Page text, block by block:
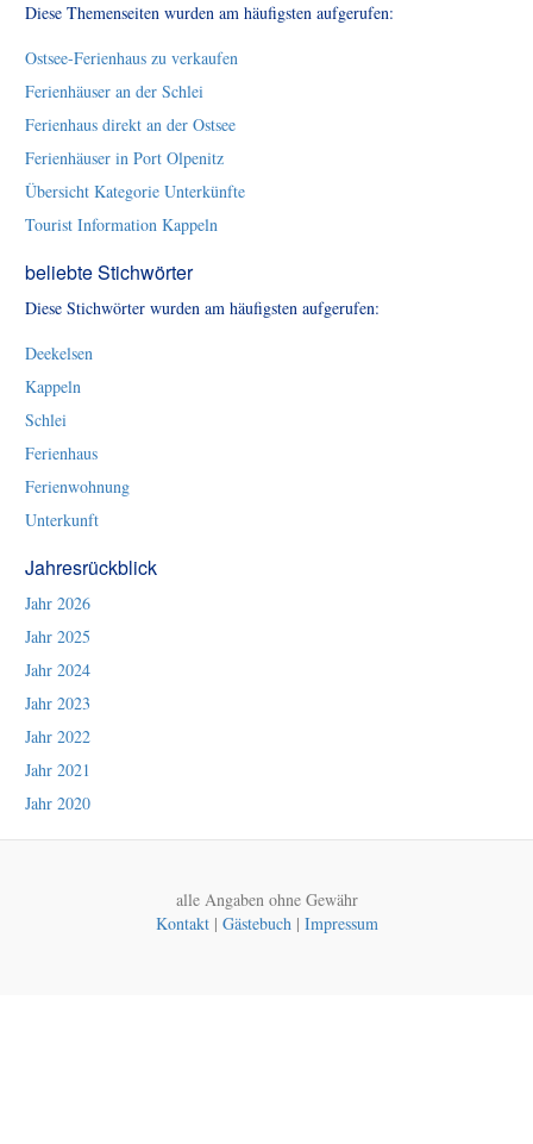
Diese Themenseiten wurden am häufigsten aufgerufen:
Ostsee-Ferienhaus zu verkaufen
Ferienhäuser an der Schlei
Ferienhaus direkt an der Ostsee
Ferienhäuser in Port Olpenitz
Übersicht Kategorie Unterkünfte
Tourist Information Kappeln
beliebte Stichwörter
Diese Stichwörter wurden am häufigsten aufgerufen:
Deekelsen
Kappeln
Schlei
Ferienhaus
Ferienwohnung
Unterkunft
Jahresrückblick
Jahr 2026
Jahr 2025
Jahr 2024
Jahr 2023
Jahr 2022
Jahr 2021
Jahr 2020
alle Angaben ohne Gewähr
Kontakt| Gästebuch| Impressum